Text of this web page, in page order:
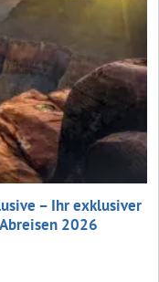
– Ihr exklusiver
2026